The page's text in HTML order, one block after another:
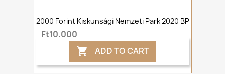
2000 Forint Kiskunsági Nemzeti Park 2020 BP
Ft10,000
 ADD TO CART